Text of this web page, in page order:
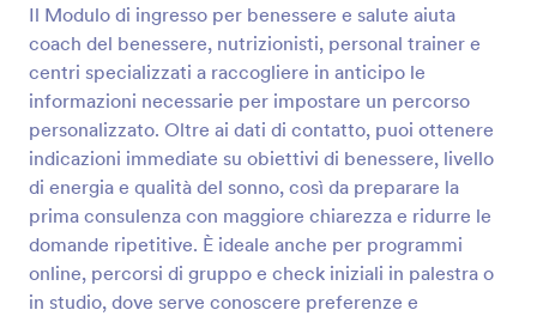
Il Modulo di ingresso per benessere e salute aiuta
coach del benessere, nutrizionisti, personal trainer e
centri specializzati a raccogliere in anticipo le
informazioni necessarie per impostare un percorso
personalizzato. Oltre ai dati di contatto, puoi ottenere
indicazioni immediate su obiettivi di benessere, livello
di energia e qualità del sonno, così da preparare la
prima consulenza con maggiore chiarezza e ridurre le
domande ripetitive. È ideale anche per programmi
online, percorsi di gruppo e check iniziali in palestra o
in studio, dove serve conoscere preferenze e
Anteprima